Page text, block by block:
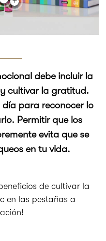
debe incluir la
cultivar la gratitud.
para reconocer lo
Permitir que los
evita que se
en tu vida.
de cultivar la
en las pestañas a